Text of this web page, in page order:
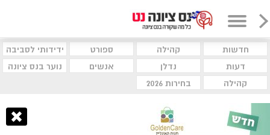
חדשות קהילה ספורט
ידידותי לסביבה
דעות
נדלן אנשים
נוער בנס ציונה
קהילה
בחירות 2026